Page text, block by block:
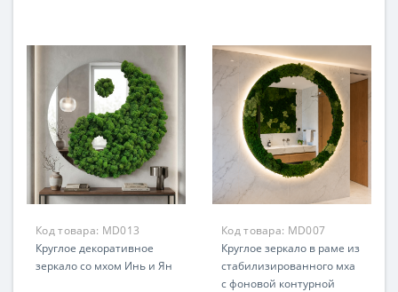
Код товара: MD013
Круглое декоративное
зеркало со мхом Инь и Ян
Код товара: MD007
Круглое зеркало в раме из
стабилизированного мха
с фоновой контурной